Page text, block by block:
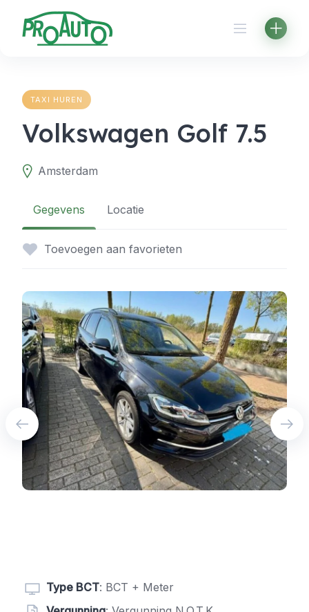
content
TAXI HUREN
Volkswagen Golf 7.5
Amsterdam
Gegevens Locatie
Toevoegen aan favorieten
Type BCT: BCT + Meter